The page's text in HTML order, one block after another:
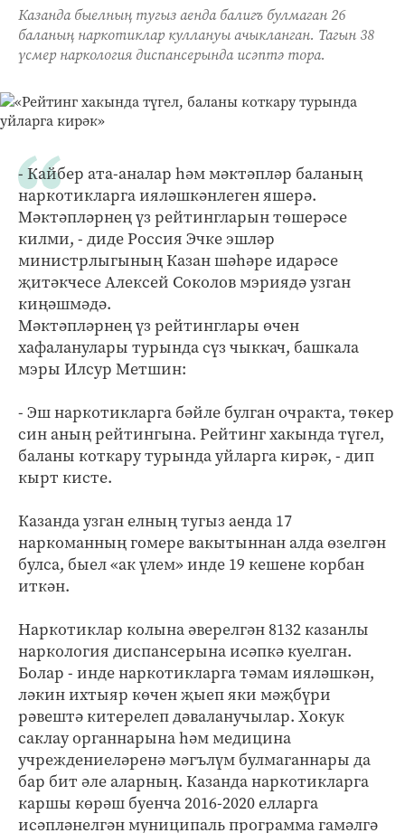
Казанда быелның тугыз аенда балигъ булмаган 26
баланың наркотиклар куллануы ачыкланган. Тагын 38
үсмер наркология диспансерында исәптә тора.
- Кайбер ата-аналар һәм мәктәпләр баланың
наркотикларга ияләшкәнлеген яшерә.
Мәктәпләрнең үз рейтингларын төшерәсе
килми, - диде Россия Эчке эшләр
министрлыгының Казан шәһәре идарәсе
җитәкчесе Алексей Соколов мэриядә узган
киңәшмәдә.
Мәктәпләрнең үз рейтинглары өчен
хафаланулары турында сүз чыккач, башкала
мэры Илсур Метшин:
- Эш наркотикларга бәйле булган очракта, төкер
син аның рейтингына. Рейтинг хакында түгел,
баланы коткару турында уйларга кирәк, - дип
кырт кисте.
Казанда узган елның тугыз аенда 17
наркоманның гомере вакытыннан алда өзелгән
булса, быел «ак үлем» инде 19 кешене корбан
иткән.
Наркотиклар колына әверелгән 8132 казанлы
наркология диспансерына исәпкә куелган.
Болар - инде наркотикларга тәмам ияләшкән,
ләкин ихтыяр көчен җыеп яки мәҗбүри
рәвештә китерелеп дәваланучылар. Хокук
саклау органнарына һәм медицина
учреждениеләренә мәгълүм булмаганнары да
бар бит әле аларның. Казанда наркотикларга
каршы көрәш буенча 2016-2020 елларга
исәпләнелгән муниципаль программа гамәлгә